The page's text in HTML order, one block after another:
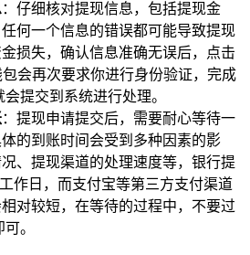
：仔细核对提现信息，包括提现金
何一个信息的错误都可能导致提现
损失，确认信息准确无误后，点击
包会再次要求你进行身份验证，完成
提交到系统进行处理。
：提现申请提交后，需要耐心等待一
的到账时间会受到多种因素的影
、提现渠道的处理速度等，银行提
作日，而支付宝等第三方支付渠道
对较短，在等待的过程中，不要过
。